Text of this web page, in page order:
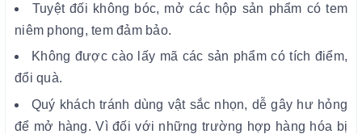
Tuyệt đối không bóc, mở các hộp sản phẩm có tem
niêm phong, tem đảm bảo.
Không được cào lấy mã các sản phẩm có tích điểm,
đổi quà.
Quý khách tránh dùng vật sắc nhọn, dễ gây hư hỏng
để mở hàng. Vì đối với những trường hợp hàng hóa bị